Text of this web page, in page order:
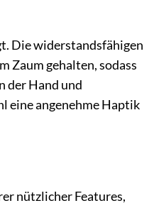
Die widerstandsfähigen
Zaum gehalten, sodass
der Hand und
eine angenehme Haptik
nützlicher Features,